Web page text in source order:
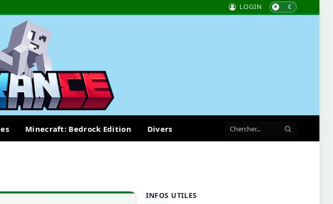
LOGIN
Minecraft: Bedrock Edition Divers
INFOS UTILES